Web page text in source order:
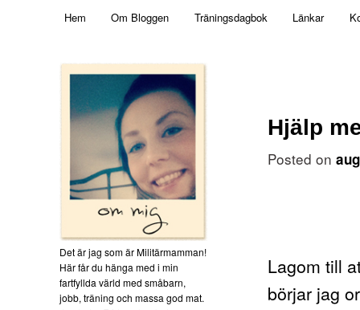
Militärmamman
Skip to primary content
Hem Om Bloggen Träningsdagbok Länkar
Hjälp
Posted on
Lagom till
börjar jag
Det är jag som är Militärmamman!
Här får du hänga med i min
fartfyllda värld med småbarn,
jobb, träning och massa god mat.